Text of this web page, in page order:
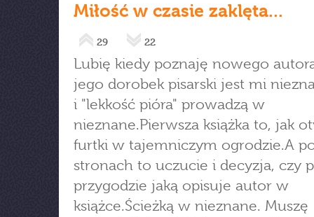
Miłość w czasie zaklęta...
29 22
Lubię kiedy poznaję nowego
jego dorobek pisarski jest mi
i "lekkość pióra" prowadzą w
nieznane.Pierwsza książka to, jak
furtki w tajemniczym ogrodzie.A
stronach to uczucie i decyzja, czy
przygodzie jaką opisuje autor w
książce.Ścieżką w nieznane. Muszę